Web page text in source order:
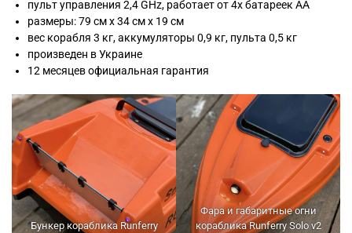
пульт управления 2,4 GHz, работает от 4х батареек АА
размеры: 79 см х 34 см х 19 см
вес корабля 3 кг, аккумуляторы 0,9 кг, пульта 0,5 кг
произведен в Украине
12 месяцев официальная гарантия
Бункер кораблика Runferry
Фара и габаритные огни
кораблика Runferry Solo v2